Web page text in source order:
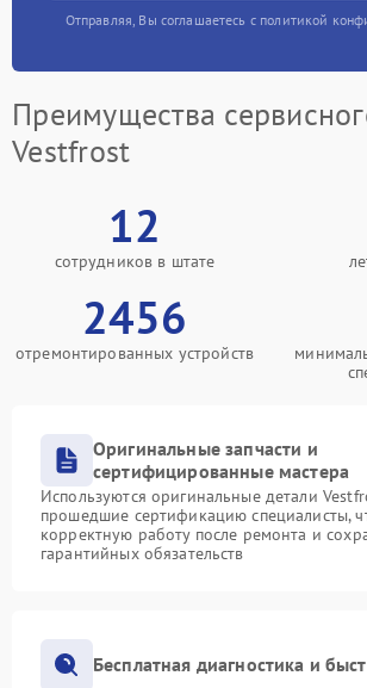
Отправляя, Вы соглашаетесь с политикой
Преимущества
Vestfrost
12
сотрудников в штате
2456
отремонтированных устройств
Оригинальные запчасти и
сертифицированные мастера
Используются оригинальные детали
прошедшие сертификацию специалисты,
корректную работу после ремонта и
гарантийных обязательств
Бесплатная диагностика и